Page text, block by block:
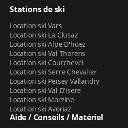
Stations de ski
Location ski Vars
Location ski La Clusaz
Location ski Alpe D'huez
Location ski Val Thorens
Location ski Courchevel
Location ski Serre Chevalier
Location ski Peisey Vallandry
Location ski Val D'isere
Location ski Morzine
Location ski Avoriaz
Aide / Conseils / Matériel